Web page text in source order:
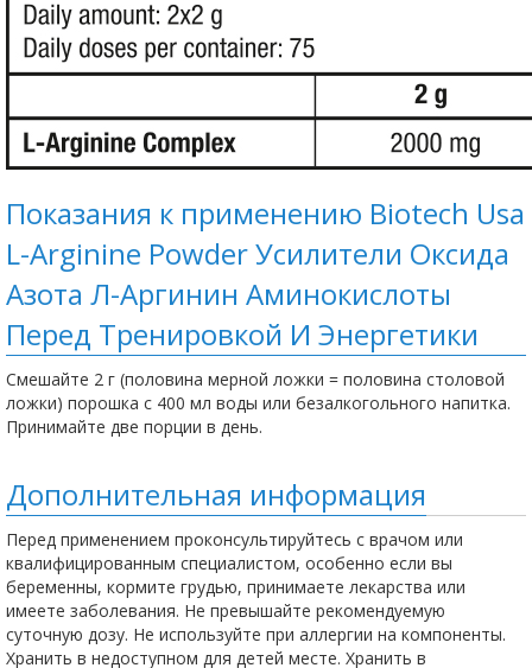
Показания к применению Biotech Usa
L-Arginine Powder Усилители Оксида
Азота Л-Аргинин Аминокислоты
Пeред Тренировкой И Энергетики
Смешайте 2 г (половина мерной ложки = половина столовой
ложки) порошка с 400 мл воды или безалкогольного напитка.
Принимайте две порции в день.
Дополнительная информация
Перед применением проконсультируйтесь с врачом или
квалифицированным специалистом, особенно если вы
беременны, кормите грудью, принимаете лекарства или
имеете заболевания. Не превышайте рекомендуемую
суточную дозу. Не используйте при аллергии на компоненты.
Хранить в недоступном для детей месте. Хранить в